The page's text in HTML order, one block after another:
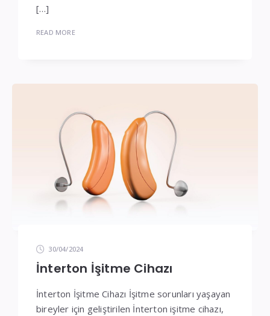
[…]
READ MORE
30/04/2024
İnterton İşitme Cihazı
İnterton İşitme Cihazı İşitme sorunları yaşayan
bireyler için geliştirilen İnterton işitme cihazı,